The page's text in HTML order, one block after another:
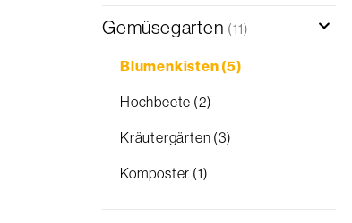
Gemüsegarten (11)
Blumenkisten (5)
Hochbeete (2)
Kräutergärten (3)
Komposter (1)